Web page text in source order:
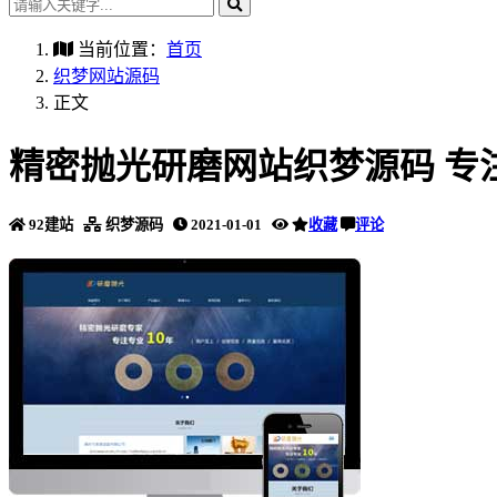
当前位置： 首页
织梦网站源码
正文
精密抛光研磨网站织梦源码 专
92建站 织梦源码 2021-01-01 收藏 评论